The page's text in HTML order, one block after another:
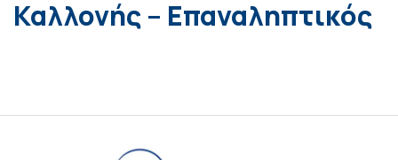
Καλλονής – Επαναληπτικός